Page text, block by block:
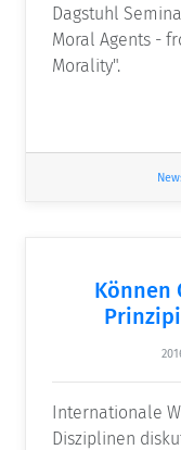
Dagstuhl
Moral Agents -
Morality".
Können
Internationale
Disziplinen